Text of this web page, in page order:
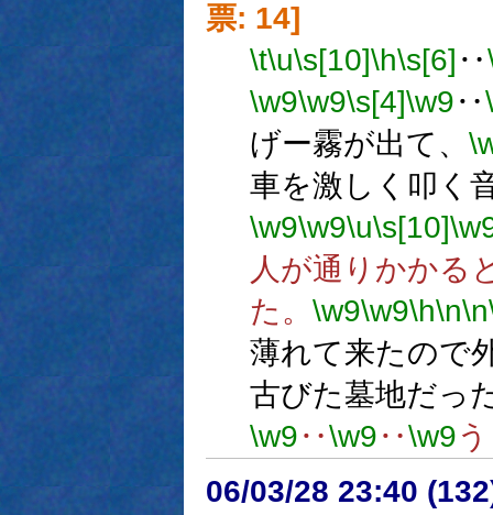
票: 14]
\t\u\s[10]\h\s[6] ‥
\w9\w9\s[4]\w9‥
げー霧が出て、
車を激しく叩く
\w9\w9\u\s[10]
人が通りかかる
た。 \w9\w9\h\n\n
薄れて来たので
古びた墓地だっ
\w9‥\w9‥\w9
06/03/28 23:40